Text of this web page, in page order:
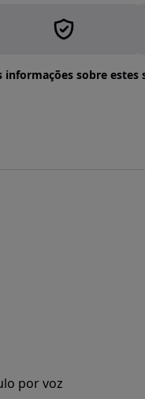
sobre estes
por voz